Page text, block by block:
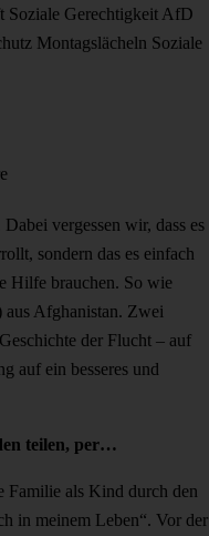
Soziale Gerechtigkeit AfD
Montagslächeln Soziale
vergessen wir, dass es
sondern das es einfach
Hilfe brauchen. So wie
Afghanistan. Zwei
der Flucht – auf
auf ein besseres und
teilen, per…
Familie als Kind durch den
in meinem Leben“. Vor der